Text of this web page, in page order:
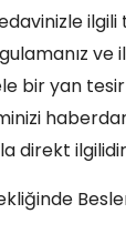
ilgili
ve
bir yan
direkt